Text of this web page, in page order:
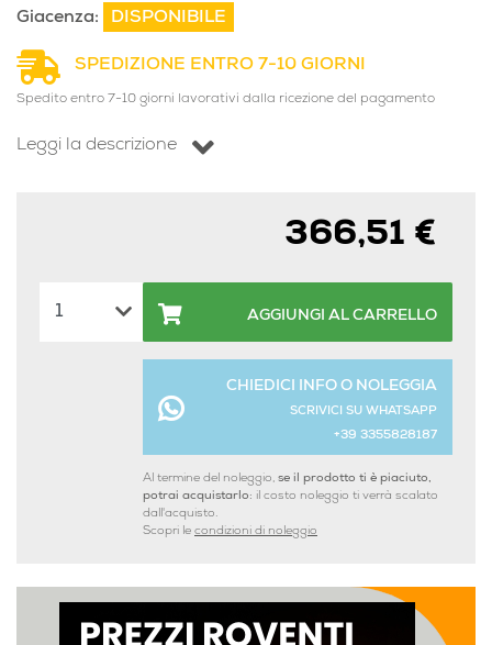
Giacenza:
DISPONIBILE
SPEDIZIONE ENTRO 7-10 GIORNI
Spedito entro 7-10 giorni lavorativi dalla ricezione del pagamento
Leggi la descrizione
366,51 €
AGGIUNGI AL CARRELLO
CHIEDICI INFO O NOLEGGIA
SCRIVICI SU WHATSAPP
+39 3355828187
Al termine del noleggio, se il prodotto ti è piaciuto,
potrai acquistarlo: il costo noleggio ti verrà scalato
dall'acquisto.
Scopri le condizioni di noleggio